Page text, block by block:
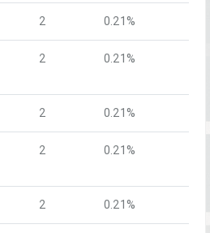
2 0.21%
2 0.21%
2 0.21%
2 0.21%
2 0.21%